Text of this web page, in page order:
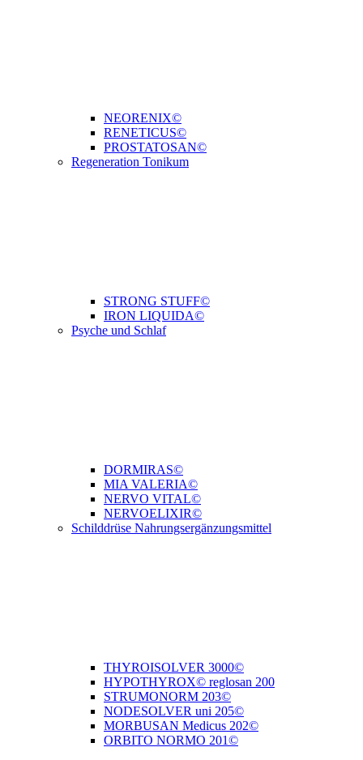
NEORENIX©
RENETICUS©
PROSTATOSAN©
Regeneration Tonikum
STRONG STUFF©
IRON LIQUIDA©
Psyche und Schlaf
DORMIRAS©
MIA VALERIA©
NERVO VITAL©
NERVOELIXIR©
Schilddrüse Nahrungsergänzungsmittel
THYROISOLVER 3000©
HYPOTHYROX© reglosan 200
STRUMONORM 203©
NODESOLVER uni 205©
MORBUSAN Medicus 202©
ORBITO NORMO 201©